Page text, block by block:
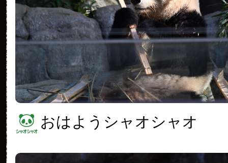
おはようシャオシャオ